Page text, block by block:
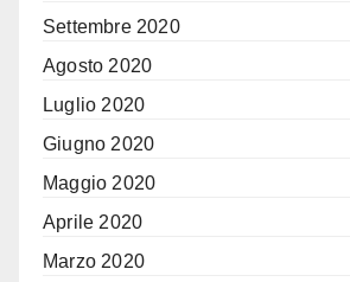
Settembre 2020
Agosto 2020
Luglio 2020
Giugno 2020
Maggio 2020
Aprile 2020
Marzo 2020